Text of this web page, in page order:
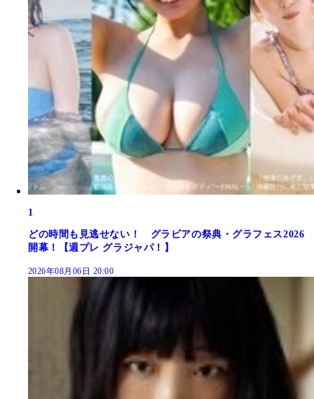
1
どの時間も見逃せない！ グラビアの祭典・グラフェス2026
開幕！【週プレ グラジャパ！】
2026年08月06日 20:00